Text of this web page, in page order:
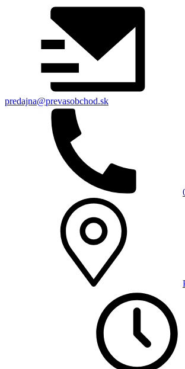
predajna@prevasobchod.sk